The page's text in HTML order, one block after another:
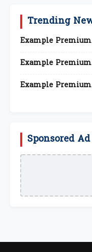
Trending
Example
Example
Example
Sponsored Ad